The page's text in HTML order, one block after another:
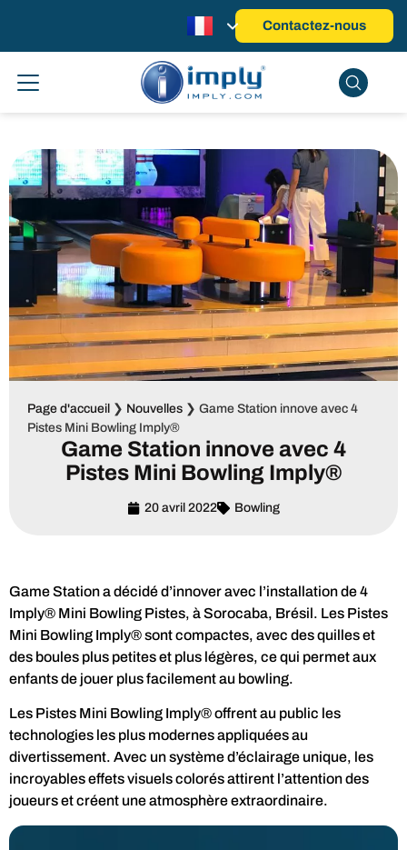
Contactez-nous
Page d'accueil ❯ Nouvelles ❯ Game Station innove avec 4
Pistes Mini Bowling Imply®
Game Station innove avec 4
Pistes Mini Bowling Imply®
20 avril 2022 Bowling
Game Station a décidé d’innover avec l’installation de 4
Imply® Mini Bowling Pistes, à Sorocaba, Brésil. Les Pistes
Mini Bowling Imply® sont compactes, avec des quilles et
des boules plus petites et plus légères, ce qui permet aux
enfants de jouer plus facilement au bowling.
Les Pistes Mini Bowling Imply® offrent au public les
technologies les plus modernes appliquées au
divertissement. Avec un système d’éclairage unique, les
incroyables effets visuels colorés attirent l’attention des
joueurs et créent une atmosphère extraordinaire.